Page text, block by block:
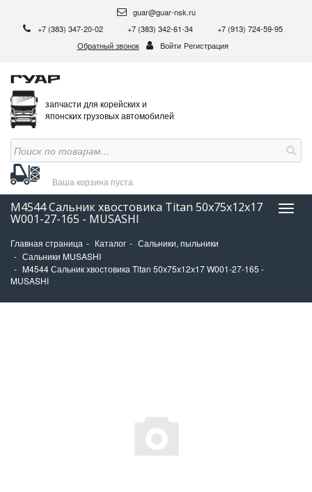
guar@guar-nsk.ru
+7 (383) 347-20-02
+7 (383) 342-61-34
+7 (913) 724-59-95
Обратный звонок
Войти Регистрация
запчасти для корейских и
японских грузовых автомобилей
Ваша корзина пуста
M4544 Сальник хвостовика Titan 50х75х12х17
W001-27-165 - MUSASHI
Главная страница Каталог
Сальники, пыльники
Сальники MUSASHI
M4544 Сальник хвостовика Titan 50х75х12х17 W001-27-165 -
MUSASHI